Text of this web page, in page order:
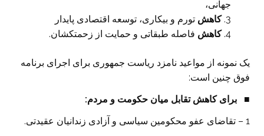
جهانی،
کاهش تورم و بیکاری، توسعه اقتصادی پایدار
کاهش فاصله طبقاتی و حمایت از زحمتکشان.
یک نمونه از مواعید نامزد ریاست جمهوری برای اجرای برنامه
فوق چنین است:
■ برای کاهش تقابل میان حکومت و مردم:
1 – تقاضای عفو محکومین سیاسی و آزادی زندانیان عقیدتی.